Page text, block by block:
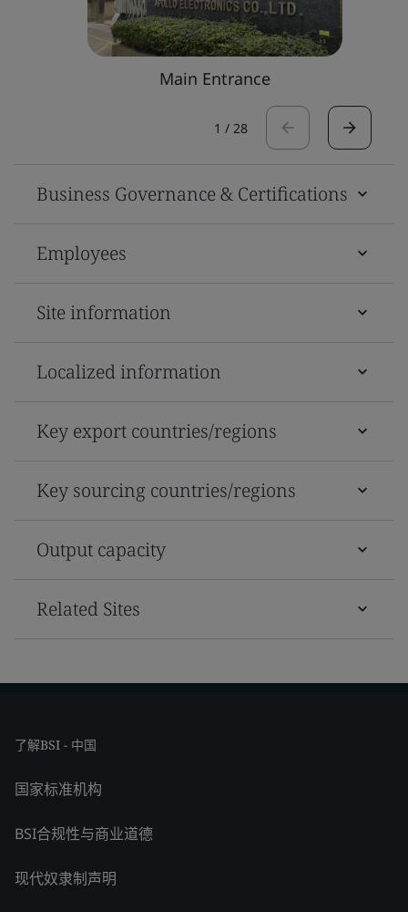
Main Entrance
1 / 28
Business Governance & Certifications
Employees
Site information
Localized information
Key export countries/regions
Key sourcing countries/regions
Output capacity
Related Sites
了解BSI - 中国
国家标准机构
BSI合规性与商业道德
现代奴隶制声明